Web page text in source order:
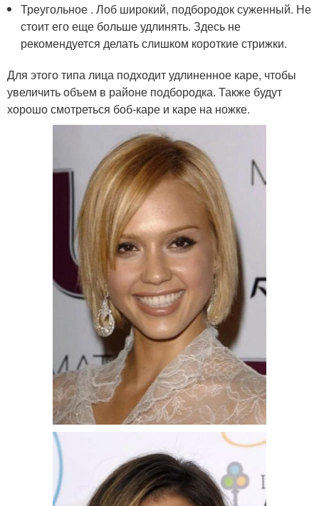
Треугольное . Лоб широкий, подбородок суженный. Не
стоит его еще больше удлинять. Здесь не
рекомендуется делать слишком короткие стрижки.
Для этого типа лица подходит удлиненное каре, чтобы
увеличить объем в районе подбородка. Также будут
хорошо смотреться боб-каре и каре на ножке.